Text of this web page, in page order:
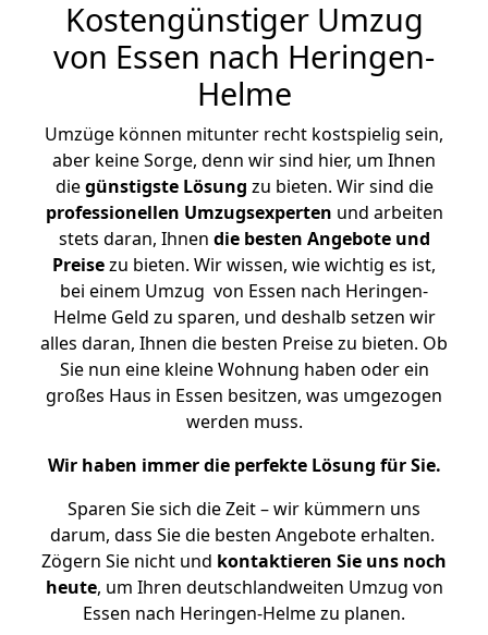
Kostengünstiger Umzug
von Essen nach Heringen-
Helme
Umzüge können mitunter recht kostspielig sein,
aber keine Sorge, denn wir sind hier, um Ihnen
diegünstigste Lösung zu bieten. Wir sind die
professionellen Umzugsexperten und arbeiten
stets daran, Ihnen die besten Angebote und
Preisezu bieten. Wir wissen, wie wichtig es ist,
bei einem Umzug von Essen nach Heringen-
Helme Geld zu sparen, und deshalb setzen wir
alles daran, Ihnen die besten Preise zu bieten. Ob
Sie nun eine kleine Wohnung haben oder ein
großes Haus in Essen besitzen, was umgezogen
werden muss.
Wir haben immer die perfekte Lösung für Sie.
Sparen Sie sich die Zeit – wir kümmern uns
darum, dass Sie die besten Angebote erhalten.
Zögern Sie nicht und kontaktieren Sie uns noch
heute, um Ihren deutschlandweiten Umzug von
Essen nach Heringen-Helme zu planen.